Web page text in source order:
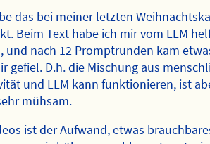
das bei meiner letzten
Beim Text habe ich mir vom LLM
und nach 12 Promptrunden kam
gefiel. D.h. die Mischung aus
und LLM kann funktionieren, ist
mühsam.
ist der Aufwand, etwas